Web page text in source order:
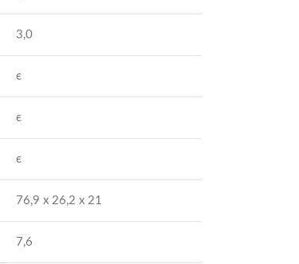
3,0
є
є
є
76,9 х 26,2 х 21
7,6